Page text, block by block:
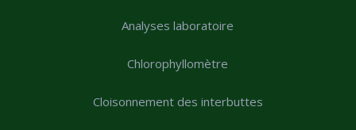
Analyses laboratoire
Chlorophyllomètre
Cloisonnement des interbuttes